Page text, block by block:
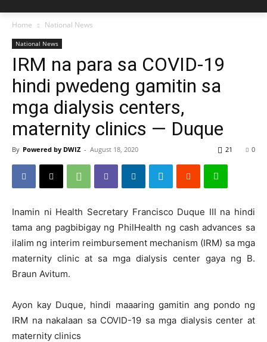
Home National News
National News
IRM na para sa COVID-19
hindi pwedeng gamitin sa
mga dialysis centers,
maternity clinics — Duque
By Powered by DWIZ - August 18, 2020 0
21
Inamin ni Health Secretary Francisco Duque III na hindi
tama ang pagbibigay ng PhilHealth ng cash advances sa
ilalim ng interim reimbursement mechanism (IRM) sa mga
maternity clinic at sa mga dialysis center gaya ng B.
Braun Avitum.
Ayon kay Duque, hindi maaaring gamitin ang pondo ng
IRM na nakalaan sa COVID-19 sa mga dialysis center at
maternity clinics